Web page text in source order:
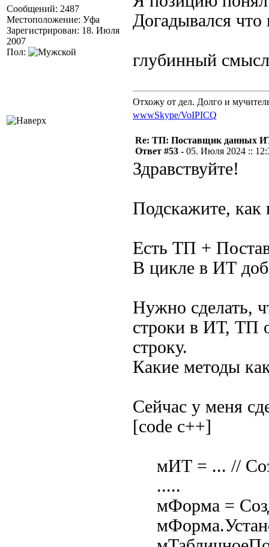
Сообщений: 2487
Местоположение: Уфа
Зарегистрирован: 18. Июля
2007
Пол:
Догадывался что
глубинный
Отхожу от дел. Долго и
wwwSkype/VoIPICQ
Re: ТП: Поставщик данных
Ответ #53 - 05. Июля 2024 ::
Здравствуйте!
Подскажите, как
Есть ТП +
В цикле в ИТ
Нужно сделать,
строки в ИТ, ТП
строку.
Какие методы
Сейчас у меня
[code c++]
мИТ = ... //
.....
мФорма =